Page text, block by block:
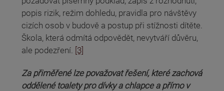
popis rizik, režim dohledu, pravidla pro návštěvy
cizích osob v budově a postup při stížnosti dítěte.
Škola, která odmítá odpovědět, nevytváří důvěru,
ale podezření. [3]
Za přiměřené lze považovat řešení, které zachová
oddělené toalety pro dívky a chlapce a přímo v